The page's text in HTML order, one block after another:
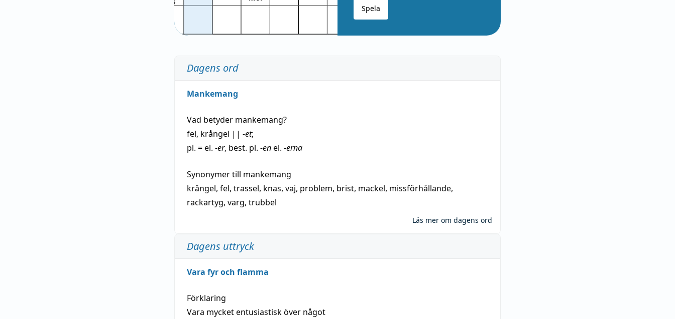
Spela
Dagens ord
Mankemang
Vad betyder mankemang?
fel, krångel || -et;
pl. = el. -er, best. pl. -enel. -erna
Synonymer till mankemang
krångel, fel, trassel, knas, vaj, problem, brist, mackel, missförhållande,
rackartyg, varg, trubbel
Läs mer om dagens ord
Dagens uttryck
Vara fyr och flamma
Förklaring
Vara mycket entusiastisk över något